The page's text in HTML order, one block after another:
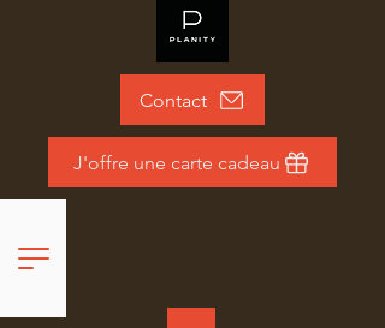
Contact
J'offre une carte cadeau